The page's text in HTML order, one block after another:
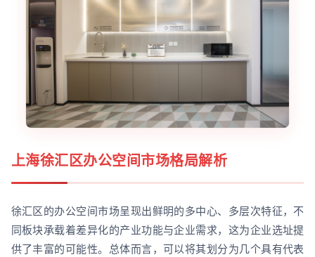
上海徐汇区办公空间市场格局解析
徐汇区的办公空间市场呈现出鲜明的多中心、多层次特征，不
同板块承载着差异化的产业功能与企业需求，这为企业选址提
供了丰富的可能性。总体而言，可以将其划分为几个具有代表